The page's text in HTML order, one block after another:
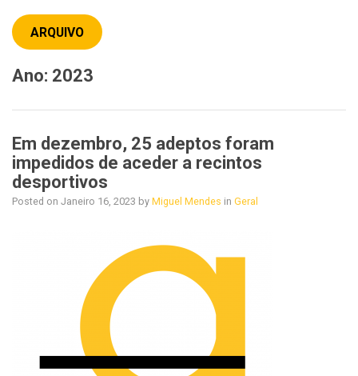
ARQUIVO
Ano: 2023
Em dezembro, 25 adeptos foram
impedidos de aceder a recintos
desportivos
Posted on Janeiro 16, 2023 by Miguel Mendes in Geral